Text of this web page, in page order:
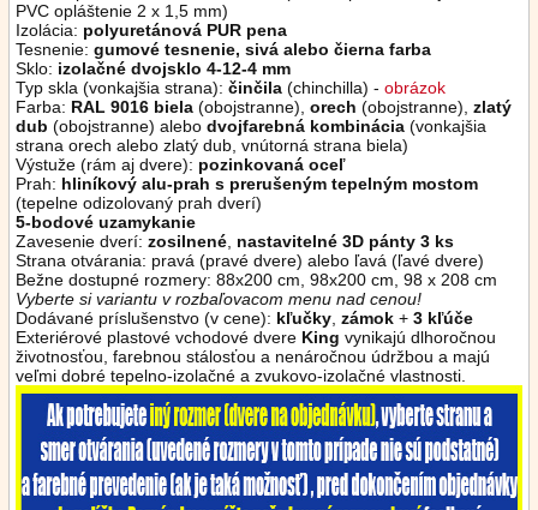
PVC opláštenie 2 x 1,5 mm)
Izolácia: polyuretánová PUR pena
Tesnenie: gumové tesnenie, sivá alebo čierna farba
Sklo: izolačné dvojsklo 4-12-4 mm
Typ skla (vonkajšia strana): činčila (chinchilla) - obrázok
Farba: RAL 9016 biela (obojstranne), orech (obojstranne), zlatý
dub (obojstranne) alebo dvojfarebná kombinácia (vonkajšia
strana orech alebo zlatý dub, vnútorná strana biela)
Výstuže (rám aj dvere): pozinkovaná oceľ
Prah: hliníkový alu-prah s prerušeným tepelným mostom
(tepelne odizolovaný prah dverí)
5-bodové uzamykanie
Zavesenie dverí: zosilnené nastavitelné 3D pánty 3 ks
Strana otvárania: pravá (pravé dvere) alebo ľavá (ľavé dvere)
Bežne dostupné rozmery: 88x200 cm, 98x200 cm, 98 x 208 cm
Vyberte si variantu v rozbaľovacom menu nad cenou!
Dodávané príslušenstvo (v cene): kľučky zámok + 3 kľúče
Exteriérové plastové vchodové dvere King vynikajú dlhoročnou
životnosťou, farebnou stálosťou a nenáročnou údržbou a majú
veľmi dobré tepelno-izolačné a zvukovo-izolačné vlastnosti.